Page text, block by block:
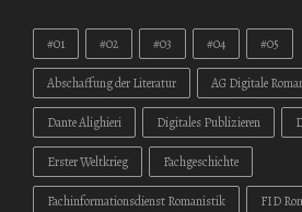
#01 #02 #03 #04 #05
Abschaffung der Literatur AG Digitale
Dante Alighieri Digitales Publizieren
Erster Weltkrieg Fachgeschichte
Fachinformationsdienst Romanistik FID